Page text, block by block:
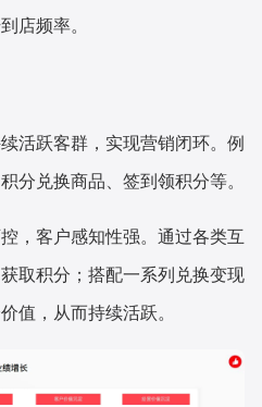
店频率。
活跃客群，实现营销闭环。例
分兑换商品、签到领积分等。
，客户感知性强。通过各类互
取积分；搭配一系列兑换变现
值，从而持续活跃。